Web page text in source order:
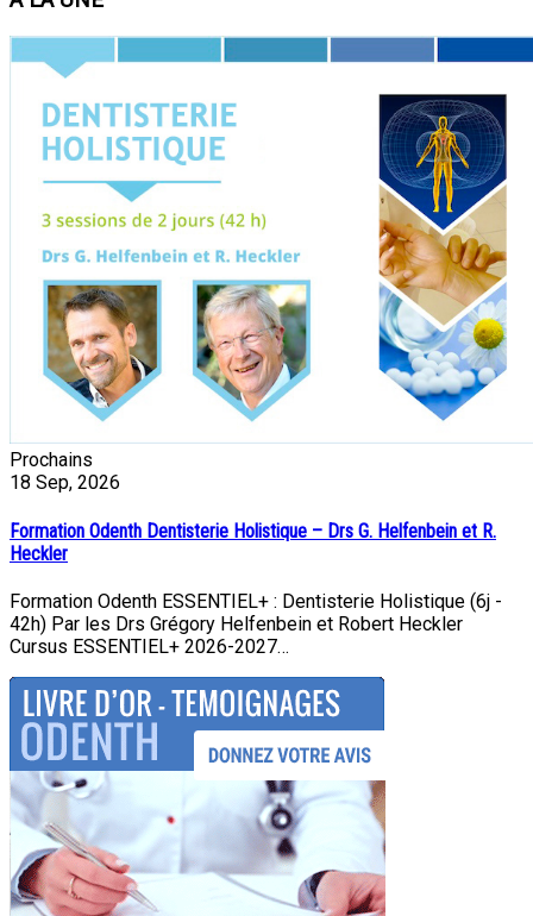
Prochains
18 Sep, 2026
Formation Odenth Dentisterie Holistique – Drs G. Helfenbein et R.
Heckler
Formation Odenth ESSENTIEL+ : Dentisterie Holistique (6j -
42h) Par les Drs Grégory Helfenbein et Robert Heckler
Cursus ESSENTIEL+ 2026-2027…